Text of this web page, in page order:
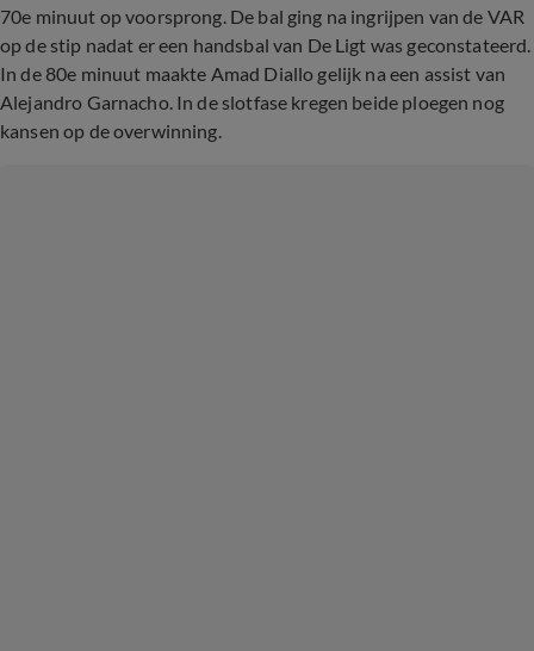
70e minuut op voorsprong. De bal ging na ingrijpen van de VAR
op de stip nadat er een handsbal van De Ligt was geconstateerd.
In de 80e minuut maakte Amad Diallo gelijk na een assist van
Alejandro Garnacho. In de slotfase kregen beide ploegen nog
kansen op de overwinning.